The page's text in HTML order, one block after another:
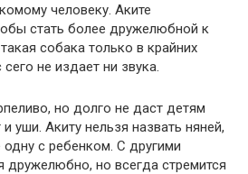
человеку. Аките
стать более дружелюбной к
собака только в крайних
не издает ни звука.
но долго не даст детям
уши. Акиту нельзя назвать няней,
одну с ребенком. С другими
дружелюбно, но всегда стремится